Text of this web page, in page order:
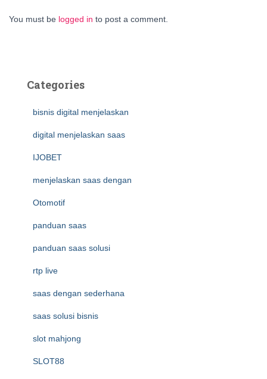
You must be logged in to post a comment.
Categories
bisnis digital menjelaskan
digital menjelaskan saas
IJOBET
menjelaskan saas dengan
Otomotif
panduan saas
panduan saas solusi
rtp live
saas dengan sederhana
saas solusi bisnis
slot mahjong
SLOT88